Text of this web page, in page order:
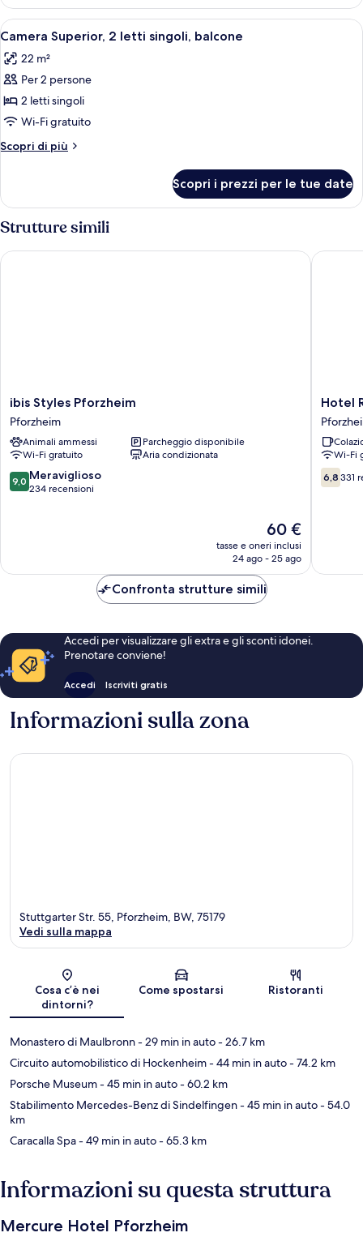
balcone
Superior,
letto
matrimoniale,
balcone
Apri
tutte
le
foto
per
Camera
Superior,
2
singoli,
balcone
Una camera d'albergo con due letti,
8
Camera Superior, 2 letti singoli, balcone
22 m²
Per 2 persone
2 letti singoli
Wi-Fi gratuito
Scopri di più
Altri
Superior,
2
letti
singoli,
balcone
Scopri i prezzi per le tue date
Strutture simili
ibis
Styles
Pforzheim
Pforzheim
ibis Styles Pforzheim
Pforzheim
Animali ammessi
Parcheggio disponibile
Wi-Fi gratuito
Aria condizionata
9.0
su
9,0 Meraviglioso
234 recensioni
Il
prezzo
attuale
60 €
60 €
tasse e oneri inclusi
24 ago - 25 ago
ibis Styles Pforzheim
Hotel
Ruf
Hotel
Wi-Fi
6.8
su
6,8 331
Hotel
Confronta strutture simili
Accedi per visualizzare gli extra e gli sconti idonei.
Prenotare conviene!
Accedi Iscriviti gratis
Informazioni sulla zona
Mappa
Stuttgarter Str. 55, Pforzheim, BW, 75179
Vedi sulla mappa
Cosa c’è nei
dintorni?
Come spostarsi Ristoranti
Monastero di Maulbronn- 29 min in auto- 26.7 km
Circuito automobilistico di Hockenheim- 44 min in auto- 74.2 km
Porsche Museum- 45 min in auto- 60.2 km
Stabilimento Mercedes-Benz di Sindelfingen- 45 min in auto- 54.0
km
Caracalla Spa- 49 min in auto- 65.3 km
Informazioni su questa struttura
Mercure Hotel Pforzheim